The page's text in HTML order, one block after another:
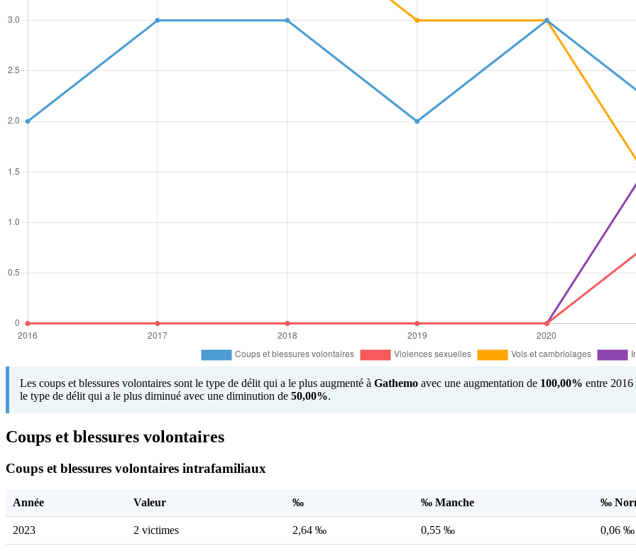
Les coups et blessures volontaires sont le type de délit qui a le plus augmenté à Gathemo avec une augmentation de 100,00% entre
le type de délit qui a le plus diminué avec une diminution de 50,00%.
Coups et blessures volontaires
Coups et blessures volontaires intrafamiliaux
Année Valeur ‰ ‰ Manche ‰
2023 2 victimes 2,64 ‰ 0,55 ‰ 0,06 ‰